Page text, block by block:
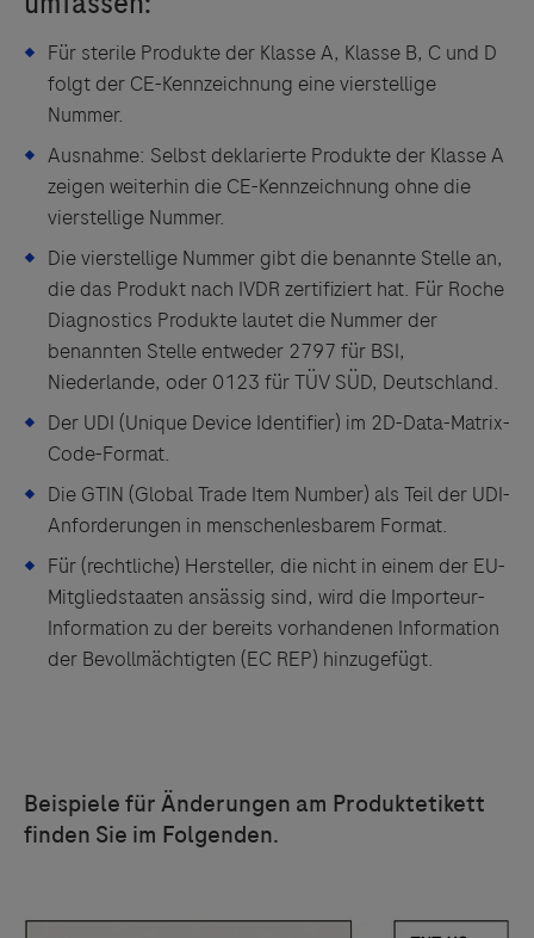
Für sterile Produkte der Klasse A, Klasse B, C und D
folgt der CE-Kennzeichnung eine vierstellige
Nummer.
Ausnahme: Selbst deklarierte Produkte der Klasse A
zeigen weiterhin die CE-Kennzeichnung ohne die
vierstellige Nummer.
Die vierstellige Nummer gibt die benannte Stelle an,
die das Produkt nach IVDR zertifiziert hat. Für Roche
Diagnostics Produkte lautet die Nummer der
benannten Stelle entweder 2797 für BSI,
Niederlande, oder 0123 für TÜV SÜD, Deutschland.
Der UDI (Unique Device Identifier) im 2D-Data-Matrix-
Code-Format.
Die GTIN (Global Trade Item Number) als Teil der UDI-
Anforderungen in menschenlesbarem Format.
Für (rechtliche) Hersteller, die nicht in einem der EU-
Mitgliedstaaten ansässig sind, wird die Importeur-
Information zu der bereits vorhandenen Information
der Bevollmächtigten (EC REP) hinzugefügt.